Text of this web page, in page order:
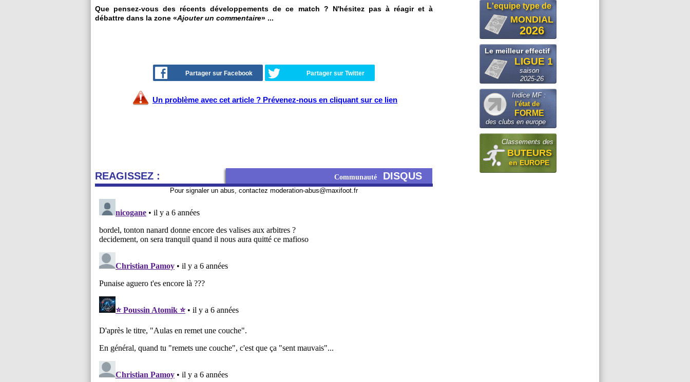
Que pensez-vous des récents développements de ce match ? N'hésitez pas à réagir et à
débattre dans la zone «Ajouter un commentaire» ...
Partager sur Facebook Partager sur Twitter
Un problème avec cet article ? Prévenez-nous en cliquant sur ce lien
REAGISSEZ : Communauté DISQUS
Pour signaler un abus, contactez moderation-abus@maxifoot.fr
L'equipe type de
MONDIAL
2026
Le meilleur effectif
LIGUE 1
saison
2025-26
Indice MF :
l'état de
FORME
des clubs en europe
Classements des
BUTEURS
en EUROPE